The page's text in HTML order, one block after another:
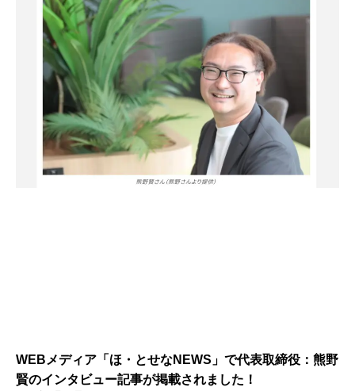
WEBメディア「ほ・とせなNEWS」で代表取締役：熊野
賢のインタビュー記事が掲載されました！